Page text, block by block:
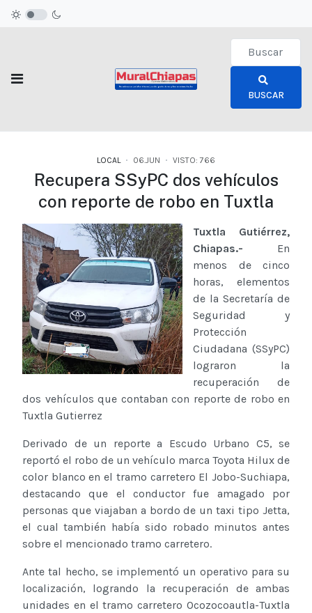
Type 2 or
BUSCAR
LOCAL 06.JUN VISTO: 766
Recupera SSyPC dos vehículos
con reporte de robo en Tuxtla
Tuxtla Gutiérrez,
Chiapas.- En
menos de cinco
horas, elementos
de la Secretaría de
Seguridad y
Protección
Ciudadana (SSyPC)
lograron la
recuperación de
dos vehículos que contaban con reporte de robo en
Tuxtla Gutierrez
Derivado de un reporte a Escudo Urbano C5, se
reportó el robo de un vehículo marca Toyota Hilux de
color blanco en el tramo carretero El Jobo-Suchiapa,
destacando que el conductor fue amagado por
personas que viajaban a bordo de un taxi tipo Jetta,
el cual también había sido robado minutos antes
sobre el mencionado tramo carretero.
Ante tal hecho, se implementó un operativo para su
localización, logrando la recuperación de ambas
unidades en el tramo carretero Ocozocoautla-Tuxtla